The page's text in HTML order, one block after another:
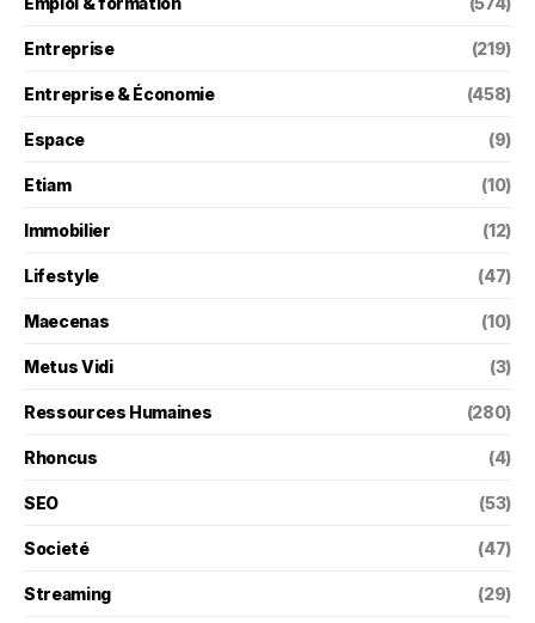
Entreprise (219)
Entreprise & Économie (458)
Espace (9)
Etiam (10)
Immobilier (12)
Lifestyle (47)
Maecenas (10)
Metus Vidi (3)
Ressources Humaines (280)
Rhoncus (4)
SEO (53)
Societé (47)
Streaming (29)